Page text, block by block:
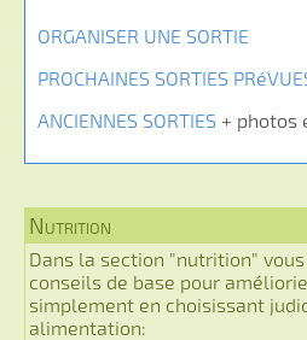
ORGANISER UNE SORTIE
PROCHAINES SORTIES
ANCIENNES SORTIES + photos
Nutrition
Dans la section "nutrition"
conseils de base pour
simplement en choisissant
alimentation: